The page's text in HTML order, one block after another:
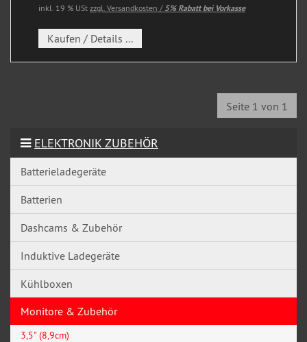
inkl. 19 % USt zzgl. Versandkosten / 5% Rabatt bei Vorkasse
Kaufen / Details ...
Seite 1 von 1
ELEKTRONIK ZUBEHÖR
Batterieladegeräte
Batterien
Dashcams & Zubehör
Induktive Ladegeräte
Kühlboxen
Monitore & Zubehör
3,5" (8,9cm)